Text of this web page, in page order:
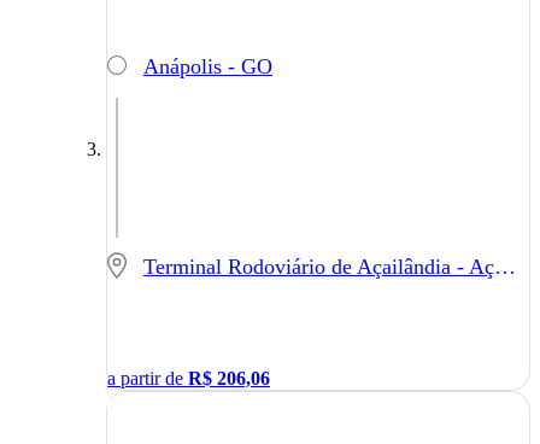
Anápolis - GO
Terminal Rodoviário de Açailândia - Açailândia - MA
a partir de R$ 206,06